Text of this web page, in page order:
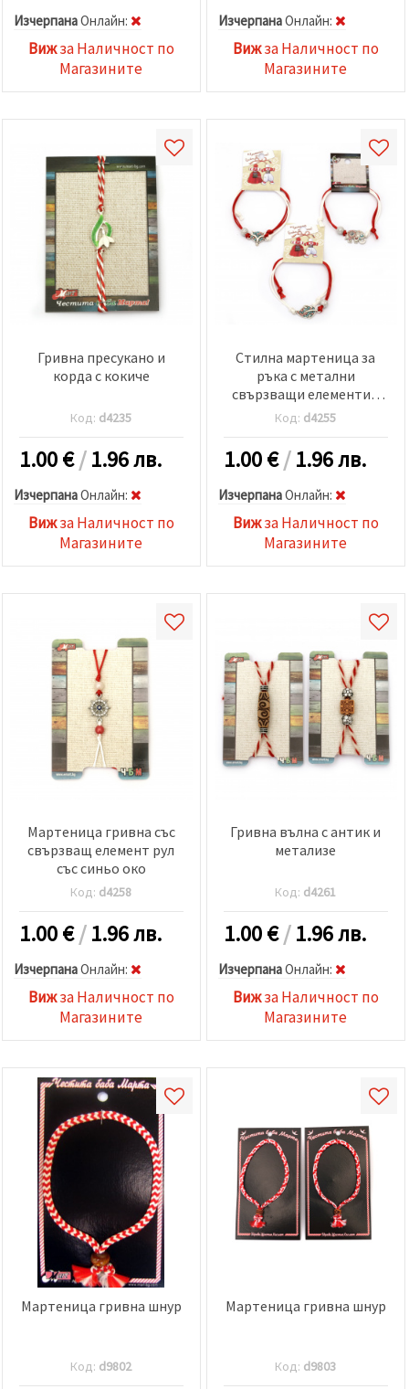
ИзчерпанаOнлайн:
Вижза Наличност по
Магазините
ИзчерпанаOнлайн:
Вижза Наличност по
Магазините
Гривна пресукано и
корда с кокиче
Код: d4235
1.00€/1.96 лв.
ИзчерпанаOнлайн:
Вижза Наличност по
Магазините
Стилна мартеница за
ръка с метални
свързващи елементи с
кристали
Код: d4255
1.00€/1.96 лв.
ИзчерпанаOнлайн:
Вижза Наличност по
Магазините
Мартеница гривна със
свързващ елемент рул
със синьо око
Код: d4258
1.00€/1.96 лв.
ИзчерпанаOнлайн:
Вижза Наличност по
Магазините
Гривна вълна с антик и
метализе
Код: d4261
1.00€/1.96 лв.
ИзчерпанаOнлайн:
Вижза Наличност по
Магазините
Мартеница гривна шнур
Код: d9802
Мартеница гривна шнур
Код: d9803